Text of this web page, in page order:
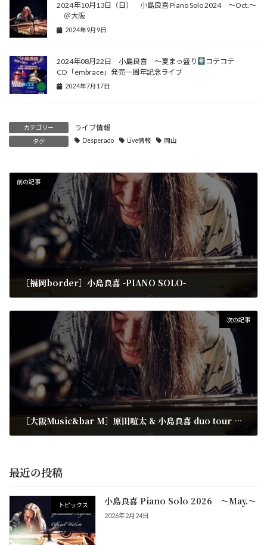
2024年10月13日（日） 小島良喜 Piano Solo 2024 ～Oct.～
＠大阪
2024年9月9日
2024年08月22日 小島良喜 ～夏まっ盛り
コテコテ
CD「embrace」発売一周年記念ライブ
2024年7月17日
カテゴリー ライブ情報
タグ Desperado Live情報 岡山
前の記事
［福岡border］小島良喜 -PIANO SOLO-
次の記事
［大阪Music&bar M］原田喧太 & 小島良喜 duo tour 2021
最近の投稿
トピックス 小島良喜 Piano Solo 2026 ～May.～
2026年2月24日